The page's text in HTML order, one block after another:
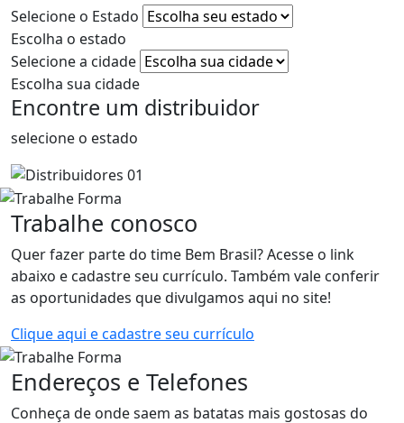
Selecione o Estado
Escolha o estado
Selecione a cidade
Escolha sua cidade
Encontre um distribuidor
selecione o estado
Trabalhe conosco
Quer fazer parte do time Bem Brasil? Acesse o link
abaixo e cadastre seu currículo. Também vale conferir
as oportunidades que divulgamos aqui no site!
Clique aqui e cadastre seu currículo
Endereços e Telefones
Conheça de onde saem as batatas mais gostosas do